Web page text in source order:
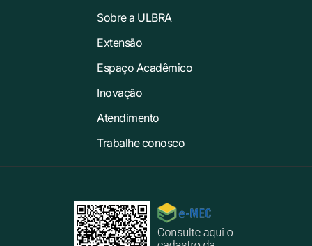
Sobre a ULBRA
Extensão
Espaço Acadêmico
Inovação
Atendimento
Trabalhe conosco